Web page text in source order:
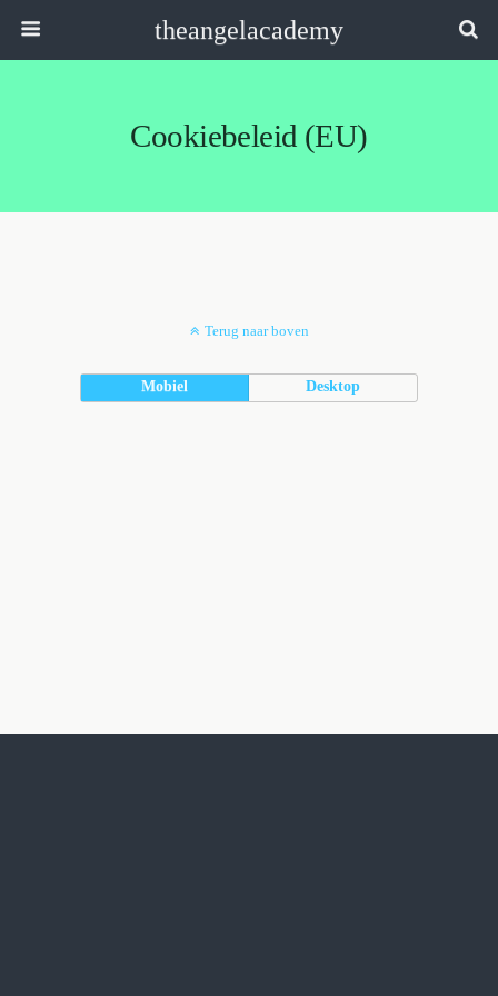
theangelacademy
Cookiebeleid (EU)
Terug naar boven
Mobiel Desktop